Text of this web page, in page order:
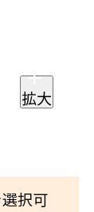
拡大
択可